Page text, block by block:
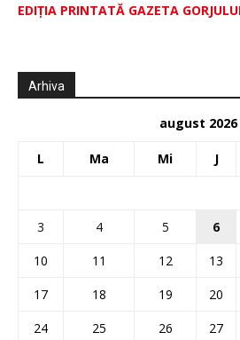
EDIŢIA PRINTATĂ GAZETA
Arhiva
august 2026
L Ma Mi J
3
4 5 6
10
11 12 13
17
18 19 20
24
25 26 27